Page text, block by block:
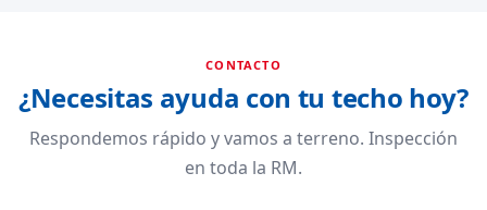
CONTACTO
¿Necesitas ayuda con tu techo hoy?
Respondemos rápido y vamos a terreno. Inspección
en toda la RM.